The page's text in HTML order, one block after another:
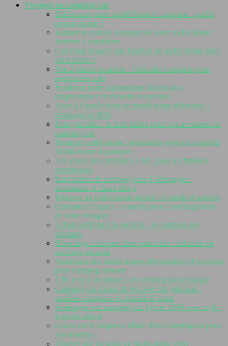
Voyager en camping-car
Différences entre mobil-home et caravane : quelle
option choisir ?
Estimer le coût de transport de votre mobil home :
facteurs à considérer
Comment trouver une location de mobil-home entre
particuliers ?
Van 2 places occasion : véhicules compacts pour
aventuriers solo
Problème boîte automatique fiat ducato :
diagnostiquer et résoudre les pannes
Vivre à l’année dans un mobil home résidentiel :
avantages et défis
Fourgon laika : le luxe italien pour vos aventures en
camping-car
Bretagne authentique : ressourcez-vous en camping
Mobil-Home à paimpol
Les atouts des caravanes LMC pour les familles
nombreuses
Importation de camping-cars d’allemagne :
économies et choix élargi
Rénover un mobil home ancien : conseils et astuces
Optimisez l’espace : conseils pour l’aménagement
de votre fourgon
Urban camping à la rochelle : le camping des
minimes
Hivernage caravane chez particulier : solutions de
stockage sécurisé
Avantages des mobil-homes démontables d’occasion
pour camping nomade
L’île d’or à st raphael : un camping paradisiaque
Camping-car moins de 6m avec lits jumeaux :
modèles compacts et conseils d’achat
Aménager son camping-car hymer 1990 avec style :
le guide ultime
Quelle est la longueur idéale d’un camping-car pour
vos besoins ?
Trouver une location de mobil-home entre